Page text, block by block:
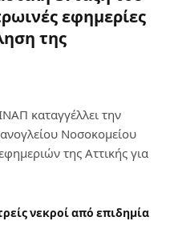
εφημερίες
της
καταγγέλλει την
Νοσοκομείου
της Αττικής για
νεκροί από επιδημία